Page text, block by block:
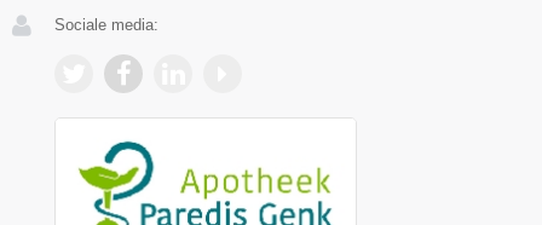
Sociale media: